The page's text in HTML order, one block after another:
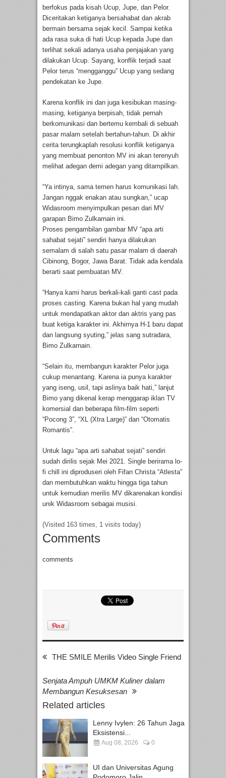
berfokus pada kisah Ucup, Jupe, dan Pelor.
Diceritakan ketiganya bersahabat dan akrab
bermain bersama sejak kecil. Sampai ketika
ada rasa suka di hati Ucup kepada Jupe dan
terlihat sekali adanya usaha penjajakan yang
dilakukan Ucup. Sayang, konflik terjadi saat
Pelor terus “mengganggu” Ucup yang sedang
pendekatan ke Jupe.
Karena konflik ini dan juga kesibukan masing-
masing, ketiganya berpisah, tidak pernah
berkomunikasi dan bertemu kembali di sebuah
pasar malam setelah bertahun-tahun. Di akhir
cerita terungkaplah resolusi konflik ketiganya
yang membuat penonton MV ini akan terenyuh
melihat adegan demi adegan yang ditampilkan.
“Ya intinya, sama temen harus komunikasi lah.
Jangan nggak enakan atau sungkan,” ucap
Widasroom menyimpulkan pesan dari MV
garapan Bimo Zulkarnain ini.
Proses pengambilan gambar MV “apa arti
sahabat sejati” sendiri hanya dilakukan
semalam di salah satu pasar malam di daerah
Cibinong, Bogor, Jawa Barat. Tidak ada kendala
berarti saat pembuatan MV.
“Hanya kami harus berkali-kali ganti cast pada
proses casting. Karena bukan hal yang mudah
untuk mendapatkan aktor dan aktris yang pas
buat ketiga karakter ini. Akhirnya H-1 baru dapat
dan langsung syuting,” jelas sang sutradara,
Bimo Zulkarnain.
“Selain itu, membangun karakter Pelor juga
cukup menantang. Karena ia punya karakter
yang iseng, usil, tapi aslinya baik hati,” lanjut
Bimo yang dikenal kerap menggarap iklan TV
komersial dan beberapa film-film seperti
“Pocong 3”, “XL (Xtra Large)” dan “Otomatis
Romantis”.
Untuk lagu “apa arti sahabat sejati” sendiri
sudah dirilis sejak Mei 2021. Single berirama lo-
fi chill ini diproduseri oleh Fifan Christa “Atlesta”
dan membutuhkan waktu hingga tiga tahun
untuk kemudian merilis MV dikarenakan kondisi
unik Widasroom sebagai musisi.
(Visited 163 times, 1 visits today)
Comments
comments
THE SMILE Merilis Video Single Friend
Senjata Ampuh UMKM Kuliner dalam
Membangun Kesuksesan
Related articles
Lenny Ivylen: 26 Tahun Jaga
Eksistensi...
Aug 08, 2026 0
UI dan Universitas Agung